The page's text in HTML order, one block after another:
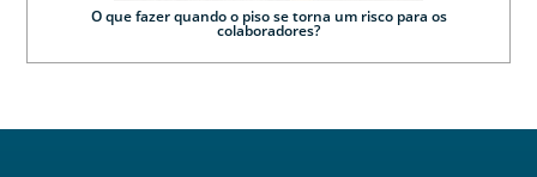
O que fazer quando o piso se torna um risco para os
colaboradores?